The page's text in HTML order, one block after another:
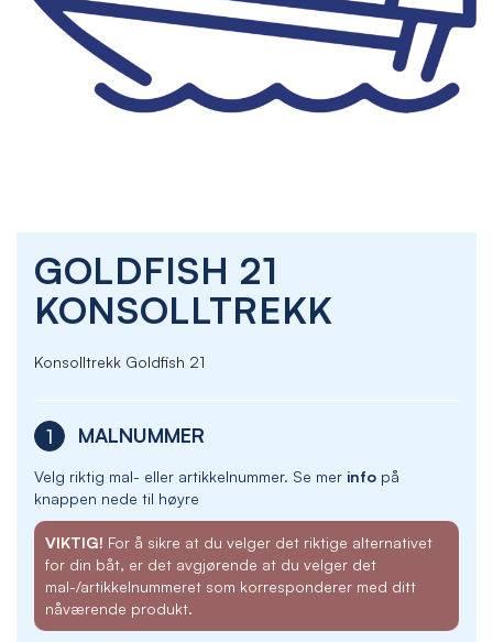
GOLDFISH 21
KONSOLLTREKK
Konsolltrekk Goldfish 21
1 MALNUMMER
Velg riktig mal- eller artikkelnummer. Se mer info på
knappen nede til høyre
VIKTIG! For å sikre at du velger det riktige alternativet
for din båt, er det avgjørende at du velger det
mal-/artikkelnummeret som korresponderer med ditt
nåværende produkt.
the
beginning
images